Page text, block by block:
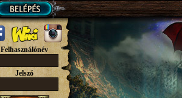
Felhasználónév
Jelszó